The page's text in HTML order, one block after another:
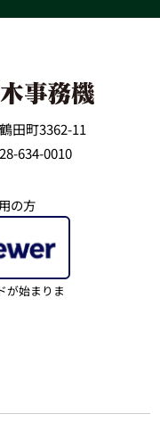
田町3362-11
634-0010
の方
が始まりま